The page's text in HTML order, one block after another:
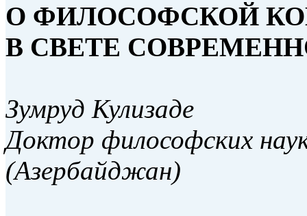
О ФИЛОСОФСКОЙ
В СВЕТЕ
Зумруд Кулизаде
Доктор философских
(Азербайджан)